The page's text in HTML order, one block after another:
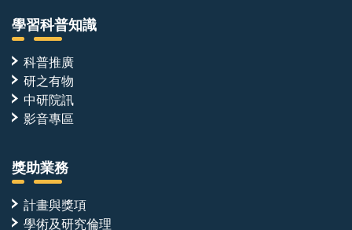
學習科普知識
科普推廣
研之有物
中研院訊
影音專區
獎助業務
計畫與獎項
學術及研究倫理